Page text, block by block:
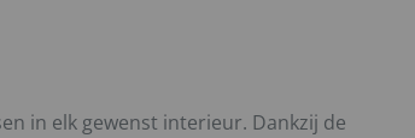
in elk gewenst interieur. Dankzij de